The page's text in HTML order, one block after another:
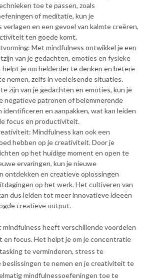
toe te passen, zoals
of meditatie, kun je
verlagen en een gevoel van kalmte creëren,
ten goede komt.
Met mindfulness ontwikkel je een
van je gedachten, emoties en fysieke
helpt je om helderder te denken en betere
nemen, zelfs in veeleisende situaties.
zijn van je gedachten en emoties, kun je
negatieve patronen of belemmerende
en aanpakken, wat kan leiden
focus en productiviteit.
Mindfulness kan ook een
hebben op je creativiteit. Door je
op het huidige moment en open te
ervaringen, kun je nieuwe
ontdekken en creatieve oplossingen
op het werk. Het cultiveren van
dus leiden tot meer innovatieve ideeën
creatieve output.
mindfulness heeft verschillende voordelen
en focus. Het helpt je om je concentratie
te verminderen, stress te
beslissingen te nemen en je creativiteit te
mindfulnessoefeningen toe te